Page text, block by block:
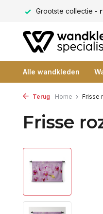
Grootste collectie -
Alle wandkleden
Terug Home Frisse
Frisse